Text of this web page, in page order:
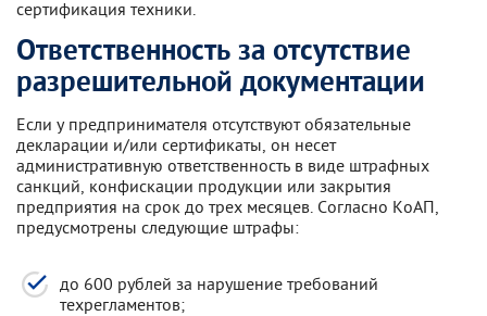
сертификация техники.
Ответственность за отсутствие
разрешительной документации
Если у предпринимателя отсутствуют обязательные
декларации и/или сертификаты, он несет
административную ответственность в виде штрафных
санкций, конфискации продукции или закрытия
предприятия на срок до трех месяцев. Согласно КоАП,
предусмотрены следующие штрафы:
до 600 рублей за нарушение требований
техрегламентов;